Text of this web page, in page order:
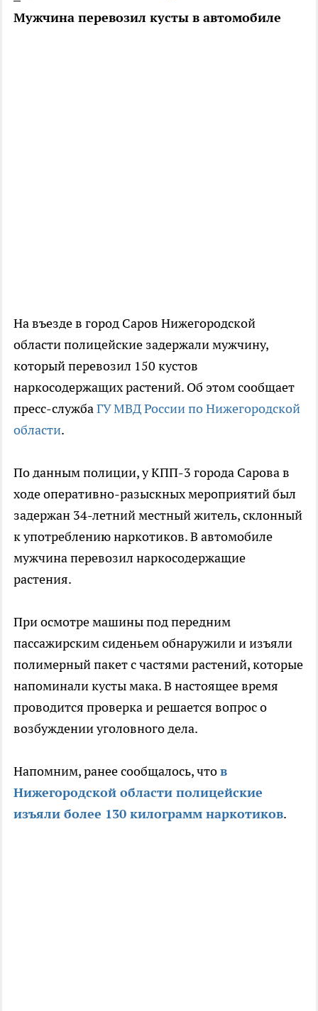
Мужчина перевозил кусты в автомобиле
На въезде в город Саров Нижегородской
области полицейские задержали мужчину,
который перевозил 150 кустов
наркосодержащих растений. Об этом сообщает
пресс-службаГУ МВД России по Нижегородской
области.
По данным полиции, у КПП-3 города Сарова в
ходе оперативно-разыскных мероприятий был
задержан 34-летний местный житель, склонный
к употреблению наркотиков. В автомобиле
мужчина перевозил наркосодержащие
растения.
При осмотре машины под передним
пассажирским сиденьем обнаружили и изъяли
полимерный пакет с частями растений, которые
напоминали кусты мака. В настоящее время
проводится проверка и решается вопрос о
возбуждении уголовного дела.
Напомним, ранее сообщалось, чтов
Нижегородской области полицейские
изъяли более 130 килограмм наркотиков.